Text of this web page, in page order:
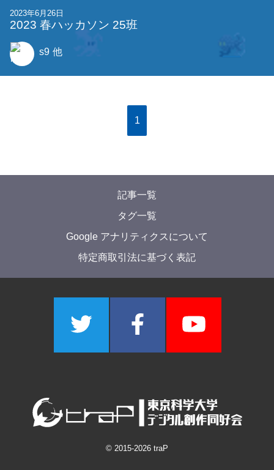
2023年6月26日
2023 春ハッカソン 25班
s9 他
1
記事一覧
タグ一覧
Google アナリティクスについて
特定商取引法に基づく表記
© 2015-2026 traP